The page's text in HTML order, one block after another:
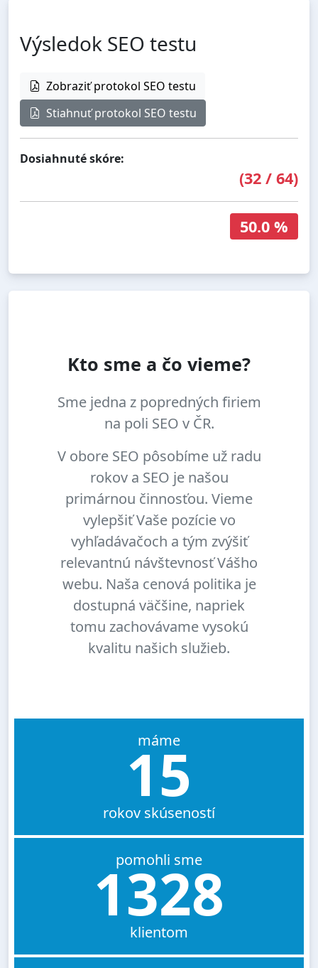
Výsledok SEO testu
Zobraziť protokol SEO testu
Stiahnuť protokol SEO testu
Dosiahnuté skóre:
(32 / 64)
50.0 %
Kto sme a čo vieme?
Sme jedna z popredných firiem
na poli SEO v ČR.
V obore SEO pôsobíme už radu
rokov a SEO je našou
primárnou činnosťou. Vieme
vylepšiť Vaše pozície vo
vyhľadávačoch a tým zvýšiť
relevantnú návštevnosť Vášho
webu. Naša cenová politika je
dostupná väčšine, napriek
tomu zachovávame vysokú
kvalitu našich služieb.
máme
15
rokov skúseností
pomohli sme
1328
klientom